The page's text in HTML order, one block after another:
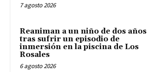
7 agosto 2026
Reaniman a un niño de dos años
tras sufrir un episodio de
inmersión en la piscina de Los
Rosales
6 agosto 2026